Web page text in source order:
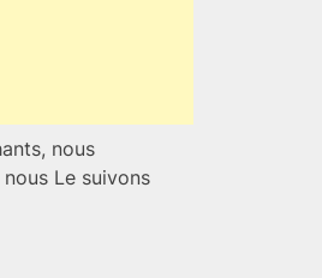
nous
Le suivons